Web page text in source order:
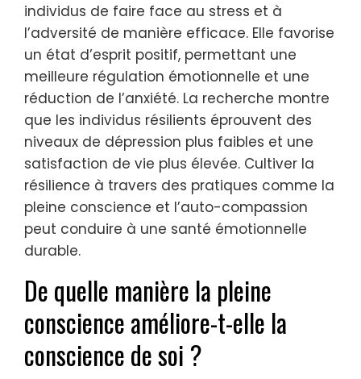
individus de faire face au stress et à
l’adversité de manière efficace. Elle favorise
un état d’esprit positif, permettant une
meilleure régulation émotionnelle et une
réduction de l’anxiété. La recherche montre
que les individus résilients éprouvent des
niveaux de dépression plus faibles et une
satisfaction de vie plus élevée. Cultiver la
résilience à travers des pratiques comme la
pleine conscience et l’auto-compassion
peut conduire à une santé émotionnelle
durable.
De quelle manière la pleine
conscience améliore-t-elle la
conscience de soi ?